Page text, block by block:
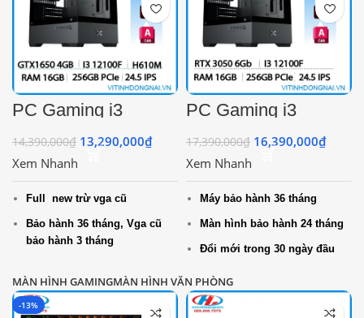
PC Gaming i3
4GB | H610M |
16GB DDR4 |
256GB SSD | 500W
| 24.5 Icnh
14,390,000₫ 13,290,000₫
Xem Nhanh
Full new trừ vga cũ
Bảo hành 36 tháng, Vga cũ
bảo hành 3 tháng
Đổi mới trong 30 ngày đầu
PC Gaming i3
6GB | H610M |
16GB DDR4 |
256GB Nvme |
550W | 24.5 Icnh
17,390,000₫ 16,390,000₫
Xem Nhanh
Máy bảo hành 36 tháng
Màn hình bảo hành 24 tháng
Đổi mới trong 30 ngày đầu
MÀN HÌNH GAMINGMÀN HÌNH VĂN PHÒNG
-13%